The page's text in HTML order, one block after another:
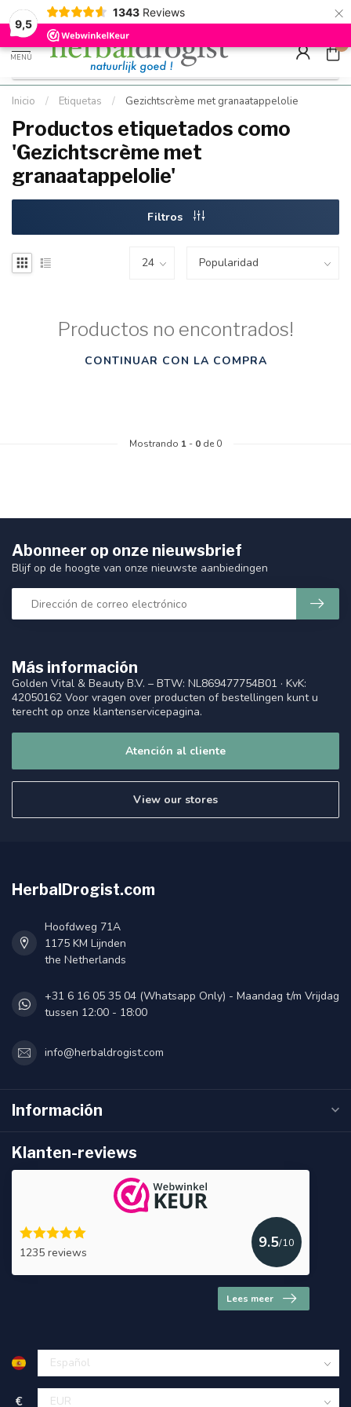
9,5
1343 Reviews ×
Kostenloser DE-Versand ab Mindestbestellwert |
Schnell geliefert
Minimum
Hızlı
MENÚ
0
Inicio / Etiquetas / Gezichtscrème met granaatappelolie
Productos etiquetados como
'Gezichtscrème met
granaatappelolie'
Filtros
Productos no encontrados!
CONTINUAR CON LA COMPRA
Mostrando 1 - 0 de 0
Más información
Golden Vital & Beauty B.V. – BTW: NL869477754B01 · KvK:
42050162 Voor vragen over producten of bestellingen kunt u
terecht op onze klantenservicepagina.
Atención al cliente
View our stores
Abonneer op onze nieuwsbrief
Blijf op de hoogte van onze nieuwste aanbiedingen
HerbalDrogist.com
Hoofdweg 71A
1175 KM Lijnden
the Netherlands
+31 6 16 05 35 04 (Whatsapp Only) - Maandag t/m Vrijdag
tussen 12:00 - 18:00
info@herbaldrogist.com
Información
Klanten-reviews
1235 reviews
9.5/10
Lees meer
€